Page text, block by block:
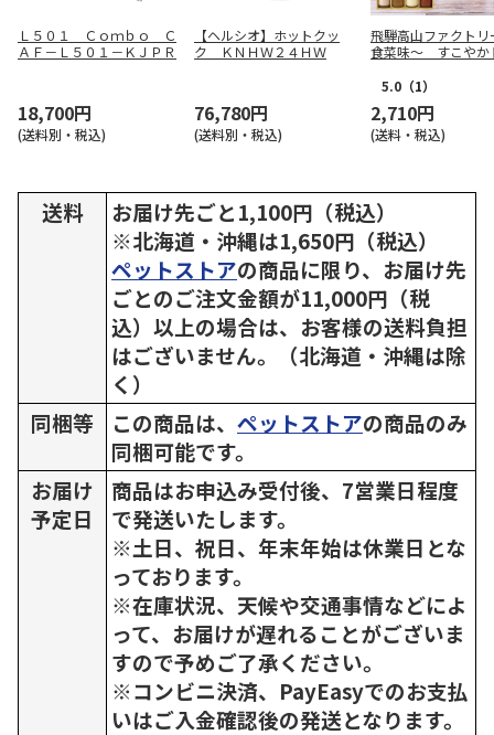
Ｌ５０１ Ｃｏｍｂｏ Ｃ
ＡＦ－Ｌ５０１－ＫＪＰＲ
18,700円
(送料別・税込)
【ヘルシオ】ホットクッ
ク ＫＮＨＷ２４ＨＷ
76,780円
(送料別・税込)
飛騨高山ファクト
食菜味～ すこやか
5.0 （1）
2,710円
(送料・税込)
送料
お届け先ごと1,100円（税込）
※北海道・沖縄は1,650円（税込）
ペットストアの商品に限り、お届け先
ごとのご注文金額が11,000円（税
込）以上の場合は、お客様の送料負担
はございません。（北海道・沖縄は除
く）
同梱等
この商品は、 ペットストアの商品のみ
同梱可能です。
お届け
予定日
商品はお申込み受付後、7営業日程度
で発送いたします。
※土日、祝日、年末年始は休業日とな
っております。
※在庫状況、天候や交通事情などによ
って、お届けが遅れることがございま
すので予めご了承ください。
※コンビニ決済、PayEasyでのお支払
いはご入金確認後の発送となります。